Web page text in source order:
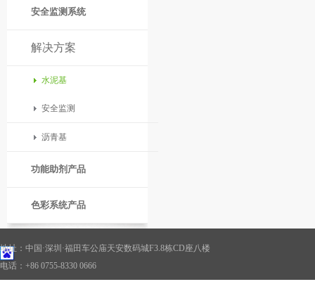
安全监测系统
解决方案
水泥基
安全监测
沥青基
功能助剂产品
色彩系统产品
地址：中国·深圳·福田车公庙天安数码城F3.8栋CD座八楼
电话：+86 0755-8330 0666